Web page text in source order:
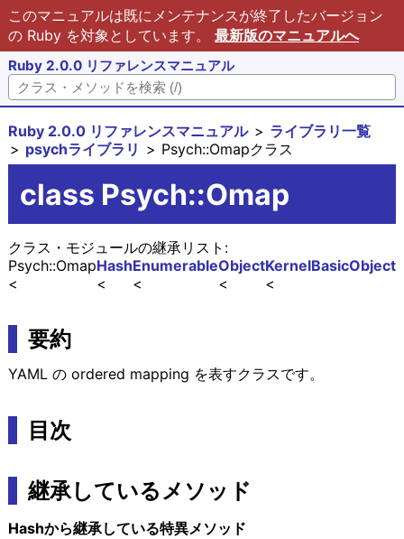
このマニュアルは既にメンテナンスが終了したバージョン
の Ruby を対象としています。 最新版のマニュアルへ
Ruby 2.0.0 リファレンスマニュアル
Ruby 2.0.0 リファレンスマニュアル
ライブラリ一覧
psychライブラリ
Psych::Omapクラス
class Psych::Omap
クラス・モジュールの継承リスト:
BasicObject
Kernel
Object
Enumerable
Hash
Psych::Omap
要約
YAML の ordered mapping を表すクラスです。
目次
継承しているメソッド
Hashから継承している特異メソッド